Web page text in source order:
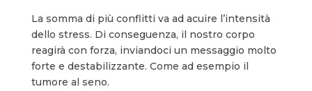
La somma di più conflitti va ad acuire l’intensità
dello stress. Di conseguenza, il nostro corpo
reagirà con forza, inviandoci un messaggio molto
forte e destabilizzante. Come ad esempio il
tumore al seno.